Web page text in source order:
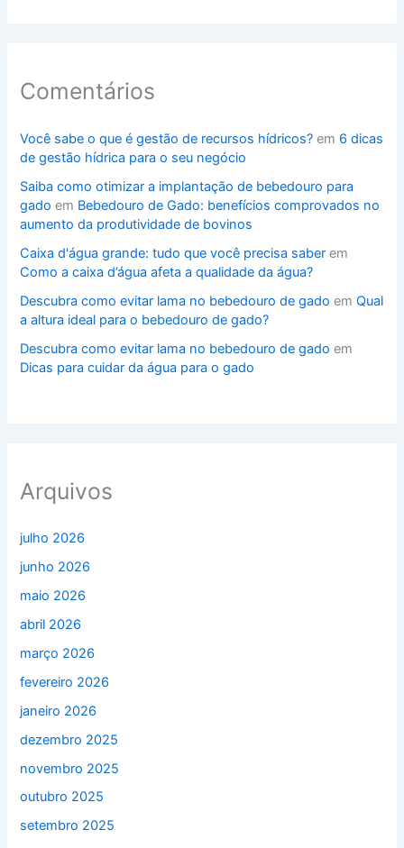
Comentários
Você sabe o que é gestão de recursos hídricos? em 6 dicas
de gestão hídrica para o seu negócio
Saiba como otimizar a implantação de bebedouro para
gado em Bebedouro de Gado: benefícios comprovados no
aumento da produtividade de bovinos
Caixa d'água grande: tudo que você precisa saber em
Como a caixa d’água afeta a qualidade da água?
Descubra como evitar lama no bebedouro de gado emQual
a altura ideal para o bebedouro de gado?
Descubra como evitar lama no bebedouro de gado em
Dicas para cuidar da água para o gado
Arquivos
julho 2026
junho 2026
maio 2026
abril 2026
março 2026
fevereiro 2026
janeiro 2026
dezembro 2025
novembro 2025
outubro 2025
setembro 2025